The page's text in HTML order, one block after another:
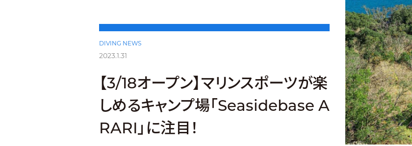
DIVING NEWS
2023.1.31
【3/18オープン】マリンスポーツが楽
しめるキャンプ場「Seasidebase A
RARI」に注目！